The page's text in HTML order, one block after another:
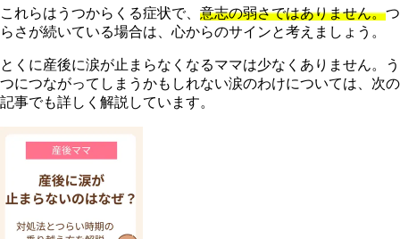
これらはうつからくる症状で、 意志の弱さではありません。つ
らさが続いている場合は、心からのサインと考えましょう。
とくに産後に涙が止まらなくなるママは少なくありません。う
つにつながってしまうかもしれない涙のわけについては、次の
記事でも詳しく解説しています。